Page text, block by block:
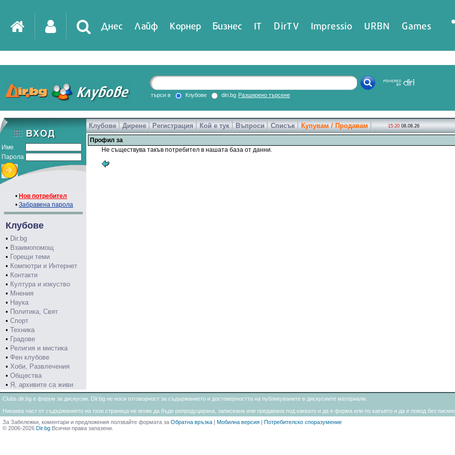
Днес Лайф Корнер Бизнес IT DirTV Impressio URBN Games
търси в Клубове diri.bg Разширено търсене
Име
Парола
• Нов потребител
• Забравена парола
Клубове
• Dir.bg
• Взаимопомощ
• Горещи теми
• Компютри и Интернет
• Контакти
• Култура и изкуство
• Мнения
• Наука
• Политика, Свят
• Спорт
• Техника
• Градове
• Религия и мистика
• Фен клубове
• Хоби, Развлечения
• Общества
• Я, архивите са живи
Клубове Дирене Регистрация Кой е тук Въпроси Списък Купувам / Продавам 15:20 08.08.26
Профил за
Не съществува такъв потребител в нашата база от данни.
Clubs.dir.bg е форум за дискусии. Dir.bg не носи отговорност за съдържанието и достоверността на публикуваните в дискусиите материали.
Никаква част от съдържанието на тази страница не може да бъде репродуцирана, записвана или предавана под каквато и да е форма или по какъвто и да е повод без
За Забележки, коментари и предложения ползвайте формата за Обратна връзка | Мобилна версия | Потребителско споразумение
© 2006-2026 Dir.bg Всички права запазени.